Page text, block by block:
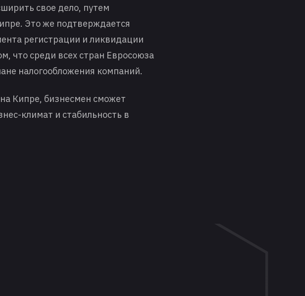
свое дело, путем
Это же подтверждается
регистрации и ликвидации
что среди всех стран Евросоюза
налогообложения компаний.
Кипре, бизнесмен сможет
климат и стабильность в